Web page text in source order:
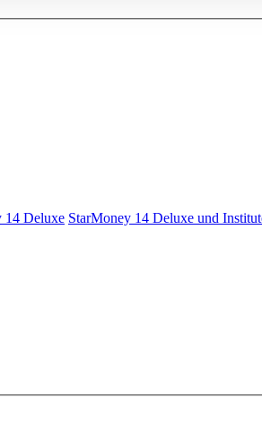
14 Deluxe StarMoney 14 Deluxe und